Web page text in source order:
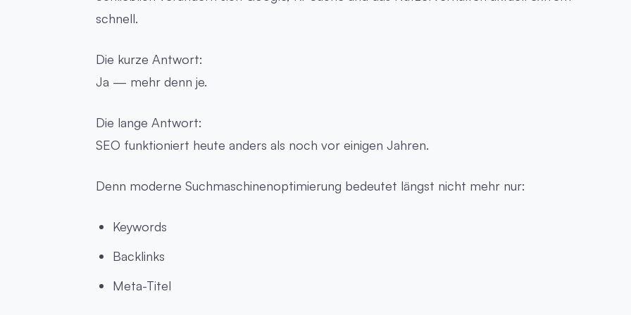
schnell.
Die kurze Antwort:
Ja — mehr denn je.
Die lange Antwort:
SEO funktioniert heute anders als noch vor einigen Jahren.
Denn moderne Suchmaschinenoptimierung bedeutet längst nicht mehr nur:
Keywords
Backlinks
Meta-Titel